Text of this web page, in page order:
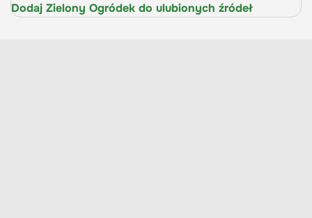
Dodaj Zielony Ogródek do ulubionych źródeł